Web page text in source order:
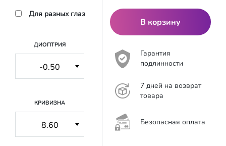
Для разных глаз
ДИОПТРИЯ
КРИВИЗНА
В корзину
Гарантия
подлинности
7 дней на возврат
товара
Безопасная оплата